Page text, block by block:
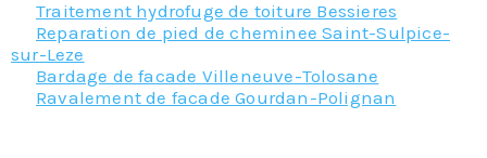
Traitement hydrofuge de toiture Bessieres
Reparation de pied de cheminee Saint-Sulpice-
sur-Leze
Bardage de facade Villeneuve-Tolosane
Ravalement de facade Gourdan-Polignan